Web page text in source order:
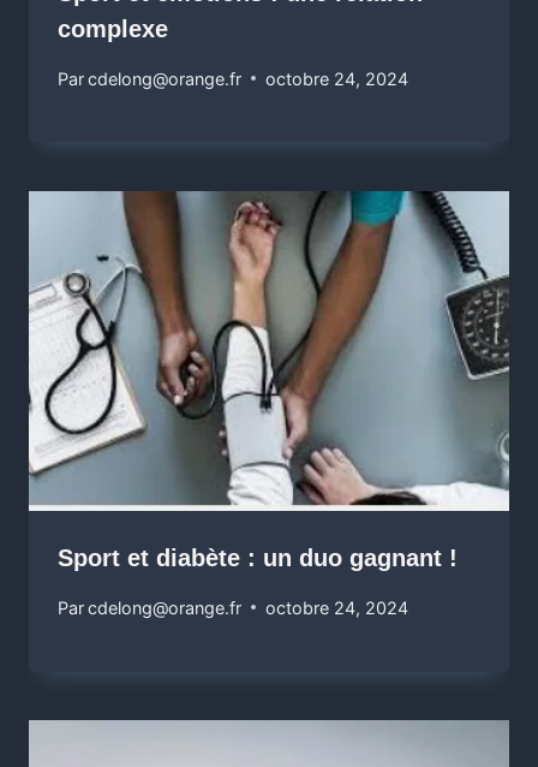
complexe
Parcdelong@orange.fr octobre 24, 2024
Sport et diabète : un duo gagnant !
Parcdelong@orange.fr octobre 24, 2024